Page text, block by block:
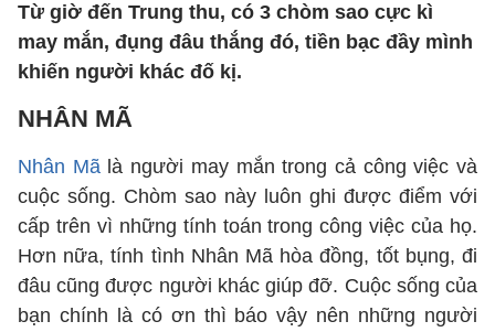
Từ giờ đến Trung thu, có 3 chòm sao cực kì
may mắn, đụng đâu thắng đó, tiền bạc đầy mình
khiến người khác đố kị.
NHÂN MÃ
Nhân Mãlà người may mắn trong cả công việc và
cuộc sống. Chòm sao này luôn ghi được điểm với
cấp trên vì những tính toán trong công việc của họ.
Hơn nữa, tính tình Nhân Mã hòa đồng, tốt bụng, đi
đâu cũng được người khác giúp đỡ. Cuộc sống của
bạn chính là có ơn thì báo vậy nên những người